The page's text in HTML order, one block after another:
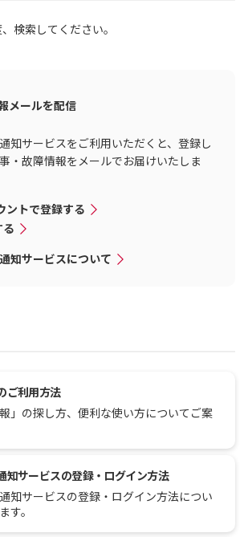
検索してください。
メールを配信
知サービスをご利用いただくと、登録し
・故障情報をメールでお届けいたしま
ントで登録する
る
知サービスについて
ご利用方法
報」の探し方、便利な使い方についてご案
知サービスの登録・ログイン方法
知サービスの登録・ログイン方法につい
す。